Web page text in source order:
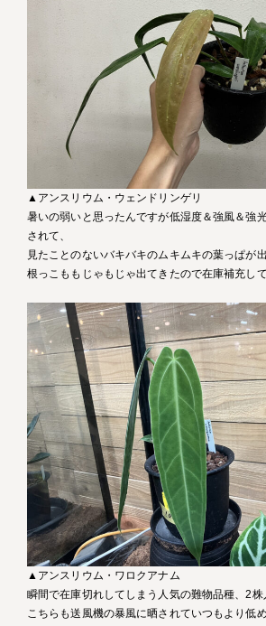
▲アンスリウム・ウェンドリンゲリ
暑いの弱いと思ったんですが低湿度＆強風＆強
されて、
見たことのないバキバキのムキムキの葉っぱが
根っこももじゃもじゃ出てきたので在庫補充して
▲アンスリウム・ワロクアナム
瞬間で在庫切れしてしまう人気の難物品種、2株
こちらも送風機の暴風に晒されていつもより低